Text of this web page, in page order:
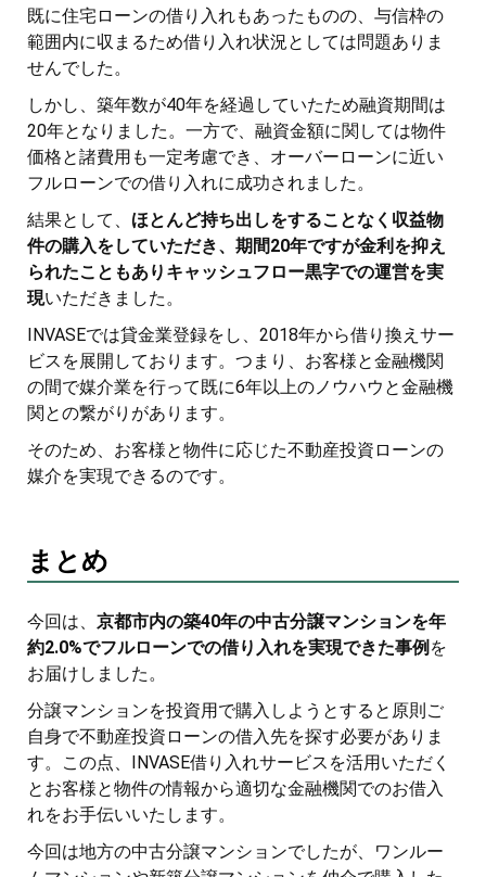
既に住宅ローンの借り入れもあったものの、与信枠の
範囲内に収まるため借り入れ状況としては問題ありま
せんでした。
しかし、築年数が40年を経過していたため融資期間は
20年となりました。一方で、融資金額に関しては物件
価格と諸費用も一定考慮でき、オーバーローンに近い
フルローンでの借り入れに成功されました。
結果として、 ほとんど持ち出しをすることなく収益物
件の購入をしていただき、期間20年ですが金利を抑え
られたこともありキャッシュフロー黒字での運営を実
現いただきました。
INVASEでは貸金業登録をし、2018年から借り換えサー
ビスを展開しております。つまり、お客様と金融機関
の間で媒介業を行って既に6年以上のノウハウと金融機
関との繋がりがあります。
そのため、お客様と物件に応じた不動産投資ローンの
媒介を実現できるのです。
まとめ
今回は、 京都市内の築40年の中古分譲マンションを年
約2.0%でフルローンでの借り入れを実現できた事例 を
お届けしました。
分譲マンションを投資用で購入しようとすると原則ご
自身で不動産投資ローンの借入先を探す必要がありま
す。この点、INVASE借り入れサービスを活用いただく
とお客様と物件の情報から適切な金融機関でのお借入
れをお手伝いいたします。
今回は地方の中古分譲マンションでしたが、ワンルー